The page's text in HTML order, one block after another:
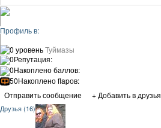
Профиль в:
0 уровеньТуймазы
0Репутация:
0Накоплено баллов:
50Накоплено flapов:
Отправить сообщение
+ Добавить в друзья
Друзья (16)